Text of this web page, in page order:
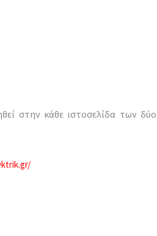
στην κάθε ιστοσελίδα των δύο